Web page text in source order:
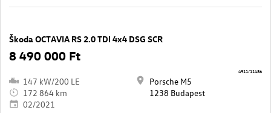
Škoda OCTAVIA RS 2.0 TDI 4x4 DSG SCR
8 490 000 Ft
147 kW/200 LE
172 864 km
02/2021
Porsche M5
1238 Budapest
4911/11486